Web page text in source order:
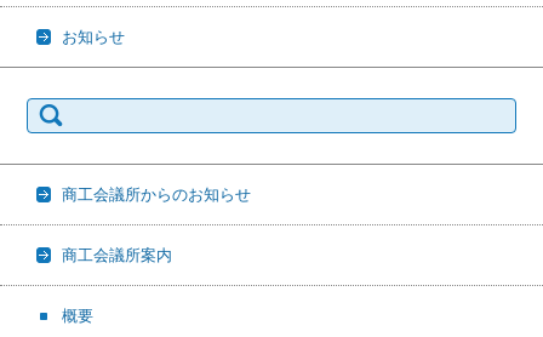
お知らせ
索:
商工会議所からのお知らせ
商工会議所案内
概要